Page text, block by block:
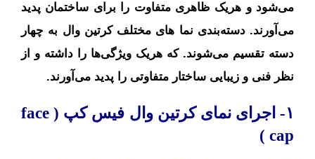
می‌شود و هریک ظاهری متفاوت را برای ساختمان پدید
می‌آورند. دسته‌بندی نما های مختلف کرتین وال به چهار
دسته تقسیم می‌شوند. که هریک ویژگی‌ها را داشته و از
نظر فنی و زیبایی ساختار متفاوتی را پدید می‌آورند.
۱- اجرای نمای کرتین وال فیس کپ ( face
cap )